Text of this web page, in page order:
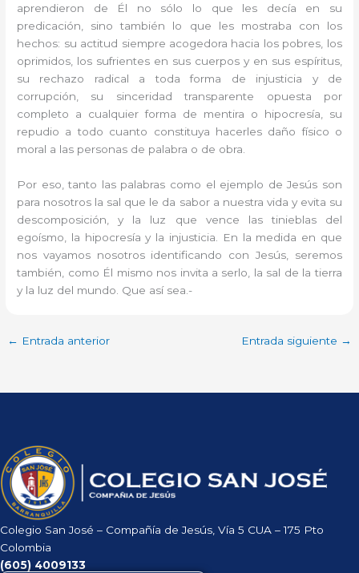
aprendieron de Él no sólo lo que les decía en su
predicación, sino también lo que les mostraba con los
hechos: su actitud siempre acogedora hacia los pobres, los
oprimidos, los sufrientes en sus cuerpos y en sus espíritus,
su rechazo radical a toda forma de injusticia y de
corrupción, su sinceridad transparente opuesta por
completo a cualquier forma de mentira o hipocresía, su
repudio a todo cuanto constituya hacerles daño físico o
moral a las personas de palabra o de obra.
Por eso, tanto las palabras como el ejemplo de Jesús son
para nosotros la sal que le da sabor a nuestra vida y evita su
descomposición, y la luz que vence las tinieblas del
egoísmo, la hipocresía y la injusticia. En la medida en que
nos vayamos nosotros identificando con Jesús, seremos
también, como Él mismo nos invita a serlo, la sal de la tierra
y la luz del mundo. Que así sea.-
← Entrada anterior Entrada siguiente →
Colegio San José – Compañía de Jesús, Vía 5 CUA – 175 Pto
Colombia
(605) 4009133